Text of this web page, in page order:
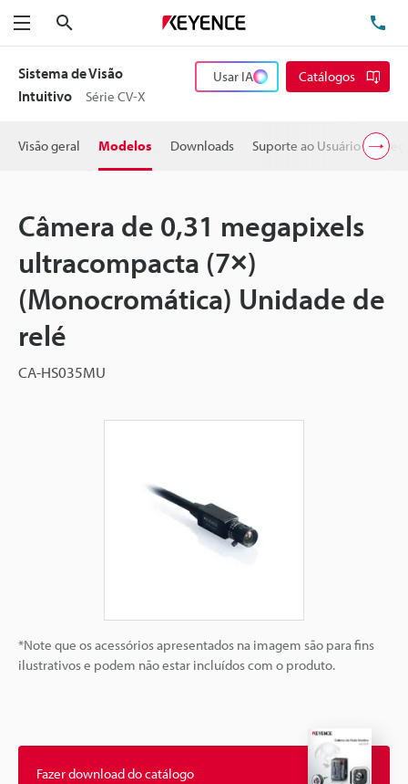
Menu
Sistema de Visão
Intuitivo
Série CV-X
Usar IA Catálogos
Visão geral Modelos Downloads Suporte ao Usuário
Câmera de 0,31 megapixels
ultracompacta (7×)
(Monocromática) Unidade de
relé
CA-HS035MU
*Note que os acessórios apresentados na imagem são para fins
ilustrativos e podem não estar incluídos com o produto.
Fazer download do catálogo